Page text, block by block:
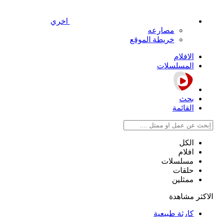
اخري
مصارعه
خريطة الموقع
الافلام
المسلسلات
بحث
القائمة
الكل
افلام
مسلسلات
حلقات
ممثلين
الاكثر مشاهدة
كارثة طبيعية